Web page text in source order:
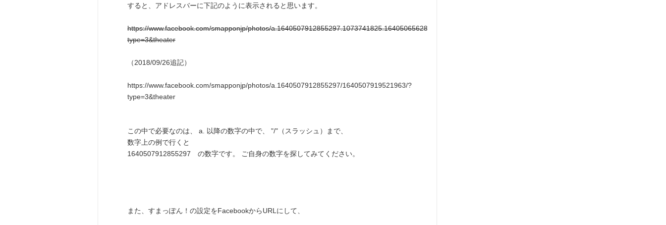
すると、アドレスバーに下記のように表示されると思います。
https://www.facebook.com/smapponjp/photos/a.1640507912855297.1073741825.1640506562855432/1640507919521963/?
type=3&theater
（2018/09/26追記）
https://www.facebook.com/smapponjp/photos/a.1640507912855297/1640507919521963/?
type=3&theater
この中で必要なのは、 a. 以降の数字の中で、 "/"（スラッシュ）まで、
数字上の例で行くと
1640507912855297 の数字です。 ご自身の数字を探してみてください。
また、すまっぽん！の設定をFacebookからURLにして、